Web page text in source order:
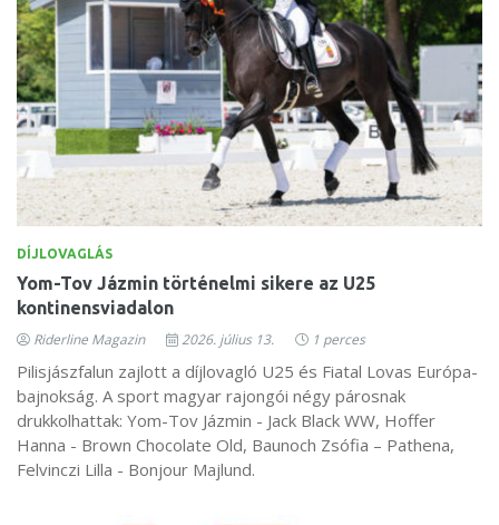
DÍJLOVAGLÁS
Yom-Tov Jázmin történelmi sikere az U25
kontinensviadalon
Riderline Magazin 2026. július 13. 1 perces
Pilisjászfalun zajlott a díjlovagló U25 és Fiatal Lovas Európa-
bajnokság. A sport magyar rajongói négy párosnak
drukkolhattak: Yom-Tov Jázmin - Jack Black WW, Hoffer
Hanna - Brown Chocolate Old, Baunoch Zsófia – Pathena,
Felvinczi Lilla - Bonjour Majlund.